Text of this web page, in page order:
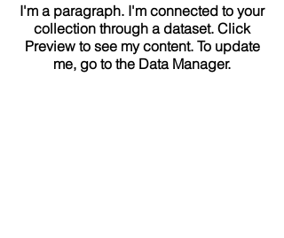
I'm a paragraph. I'm connected to your
collection through a dataset. Click
Preview to see my content. To update
me, go to the Data Manager.